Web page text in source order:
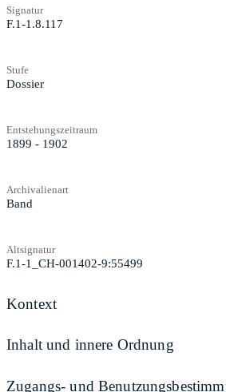
Signatur
F.1-1.8.117
Stufe
Dossier
Entstehungszeitraum
1899 - 1902
Archivalienart
Band
Altsignatur
F.1-1_CH-001402-9:55499
Kontext
Inhalt und innere Ordnung
Zugangs- und